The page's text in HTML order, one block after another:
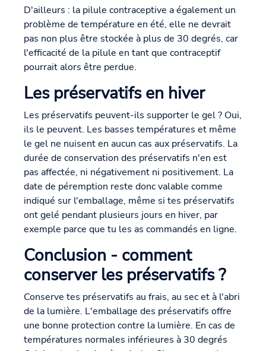
D'ailleurs : la pilule contraceptive a également un
problème de température en été, elle ne devrait
pas non plus être stockée à plus de 30 degrés, car
l'efficacité de la pilule en tant que contraceptif
pourrait alors être perdue.
Les préservatifs en hiver
Les préservatifs peuvent-ils supporter le gel ? Oui,
ils le peuvent. Les basses températures et même
le gel ne nuisent en aucun cas aux préservatifs. La
durée de conservation des préservatifs n'en est
pas affectée, ni négativement ni positivement. La
date de péremption reste donc valable comme
indiqué sur l'emballage, même si tes préservatifs
ont gelé pendant plusieurs jours en hiver, par
exemple parce que tu les as commandés en ligne.
Conclusion - comment
conserver les préservatifs ?
Conserve tes préservatifs au frais, au sec et à l'abri
de la lumière. L'emballage des préservatifs offre
une bonne protection contre la lumière. En cas de
températures normales inférieures à 30 degrés